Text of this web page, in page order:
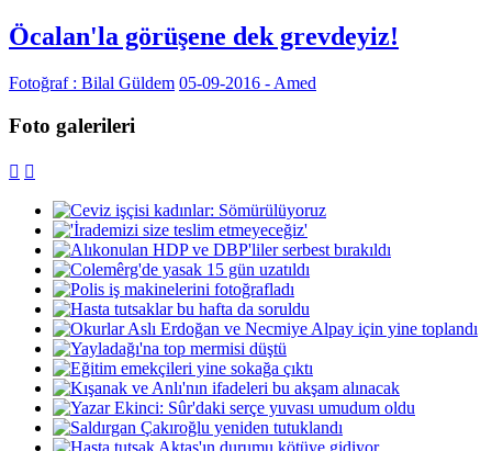
Öcalan'la görüşene dek grevdeyiz!
Fotoğraf : Bilal Güldem 05-09-2016 - Amed
Foto galerileri
 